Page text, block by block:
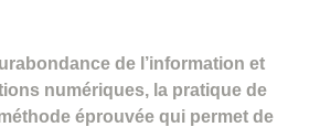
de l’information et
numériques, la pratique de
éprouvée qui permet de